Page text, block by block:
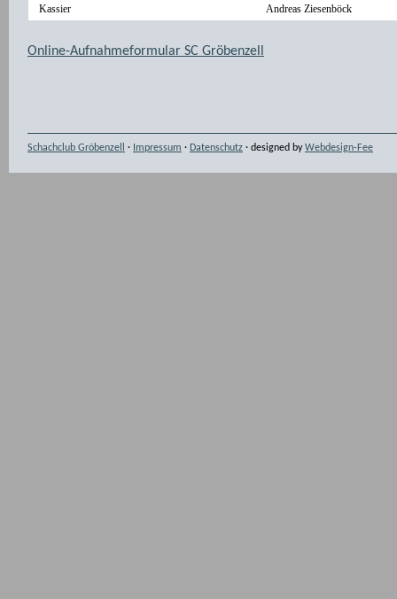
Kassier
Andreas Ziesenböck
Online-Aufnahmeformular SC Gröbenzell
Schachclub Gröbenzell · Impressum · Datenschutz · designed byWebdesign-Fee